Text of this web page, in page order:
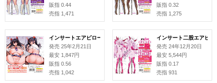
販指 0.44
売指 1,471
販指 0.32
売指 1,275
インサートエアピロー用枕カバー#344 合歓垣天音 イラスト:がなり龍
発売 25年2月21日
最安 1,847円
販指 0.56
売指 1,042
インサート二股エアピ
発売 24年12月20日
最安 5,544円
販指 0.17
売指 931